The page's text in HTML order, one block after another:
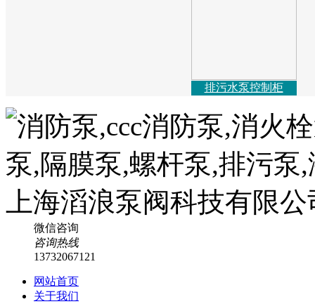
排污水泵控制柜
微信咨询
咨询热线
13732067121
网站首页
关于我们